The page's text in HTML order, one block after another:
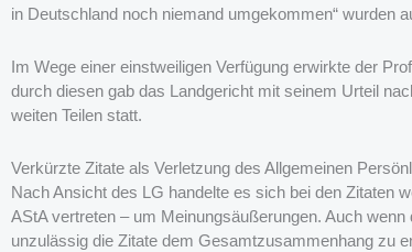
in Deutschland noch niemand umgekommen“ wurden
Im Wege einer einstweiligen Verfügung erwirkte der
durch diesen gab das Landgericht mit seinem Urteil
weiten Teilen statt.
Verkürzte Zitate als Verletzung des Allgemeinen
Nach Ansicht des LG handelte es sich bei den Zitaten
AStA vertreten – um Meinungsäußerungen. Auch
unzulässig die Zitate dem Gesamtzusammenhang zu